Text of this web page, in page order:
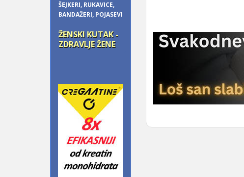
ŠEJKERI, RUKAVICE,
BANDAŽERI, POJASEVI
ŽENSKI KUTAK -
ZDRAVLJE ŽENE